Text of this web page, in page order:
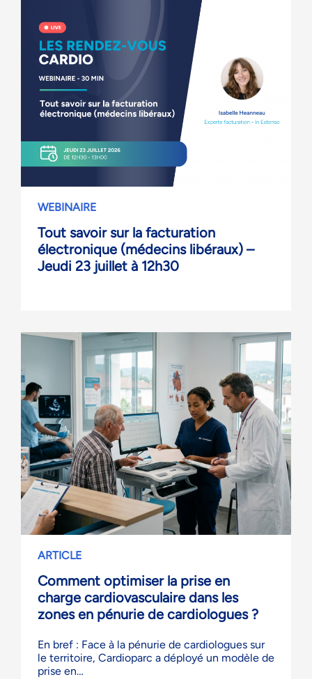
WEBINAIRE
Tout savoir sur la facturation
électronique (médecins libéraux) –
Jeudi 23 juillet à 12h30
ARTICLE
Comment optimiser la prise en
charge cardiovasculaire dans les
zones en pénurie de cardiologues ?
En bref : Face à la pénurie de cardiologues sur
le territoire, Cardioparc a déployé un modèle de
prise en…